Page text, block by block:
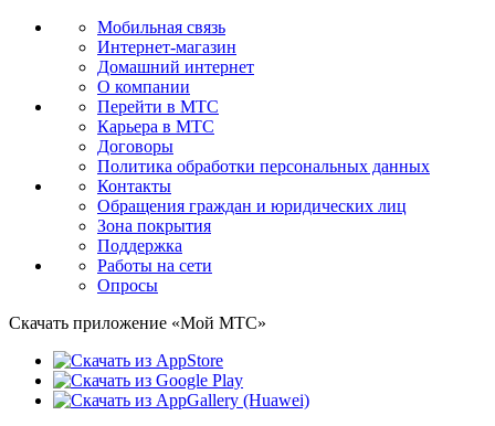
Мобильная связь
Интернет-магазин
Домашний интернет
О компании
Перейти в МТС
Карьера в МТС
Договоры
Политика обработки персональных данных
Контакты
Обращения граждан и юридических лиц
Зона покрытия
Поддержка
Работы на сети
Опросы
Скачать приложение «Мой МТС»